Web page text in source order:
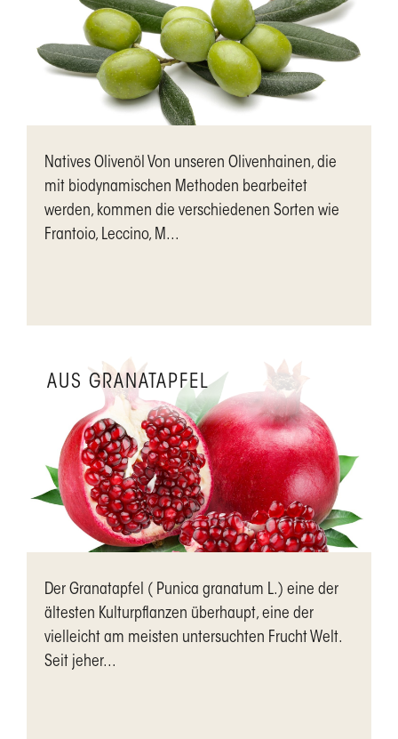
Natives Olivenöl Von unseren Olivenhainen, die
mit biodynamischen Methoden bearbeitet
werden, kommen die verschiedenen Sorten wie
Frantoio, Leccino, M...
AUS GRANATAPFEL
Der Granatapfel ( Punica granatum L.) eine der
ältesten Kulturpflanzen überhaupt, eine der
vielleicht am meisten untersuchten Frucht Welt.
Seit jeher...